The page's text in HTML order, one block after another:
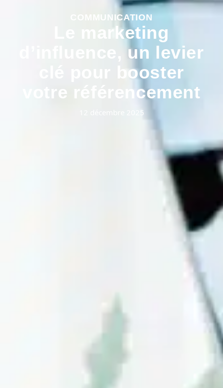
COMMUNICATION
Le marketing
d’influence, un levier
clé pour booster
votre référencement
12 décembre 2025